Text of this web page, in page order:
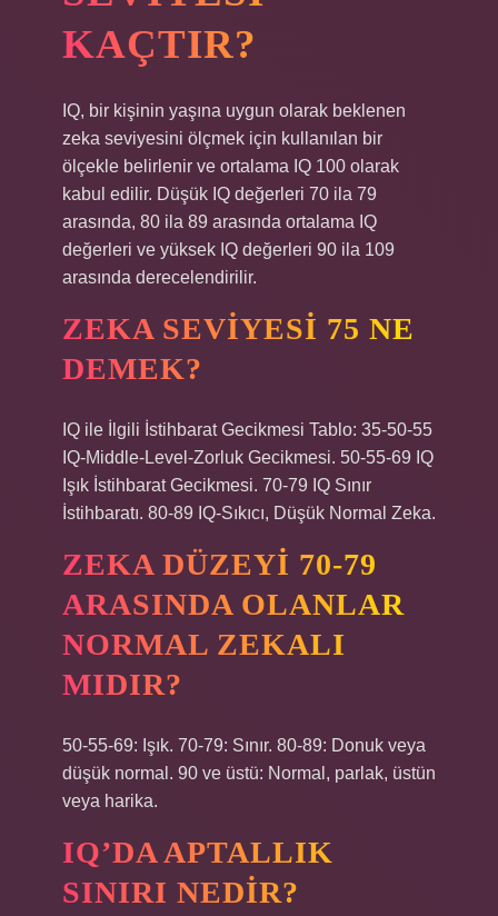
KAÇTIR?
IQ, bir kişinin yaşına uygun olarak beklenen
zeka seviyesini ölçmek için kullanılan bir
ölçekle belirlenir ve ortalama IQ 100 olarak
kabul edilir. Düşük IQ değerleri 70 ila 79
arasında, 80 ila 89 arasında ortalama IQ
değerleri ve yüksek IQ değerleri 90 ila 109
arasında derecelendirilir.
ZEKA SEVIYESI 75 NE
DEMEK?
IQ ile İlgili İstihbarat Gecikmesi Tablo: 35-50-55
IQ-Middle-Level-Zorluk Gecikmesi. 50-55-69 IQ
Işık İstihbarat Gecikmesi. 70-79 IQ Sınır
İstihbaratı. 80-89 IQ-Sıkıcı, Düşük Normal Zeka.
ZEKA DÜZEYI 70-79
ARASINDA OLANLAR
NORMAL ZEKALI
MIDIR?
50-55-69: Işık. 70-79: Sınır. 80-89: Donuk veya
düşük normal. 90 ve üstü: Normal, parlak, üstün
veya harika.
IQ’DA APTALLIK
SINIRI NEDIR?